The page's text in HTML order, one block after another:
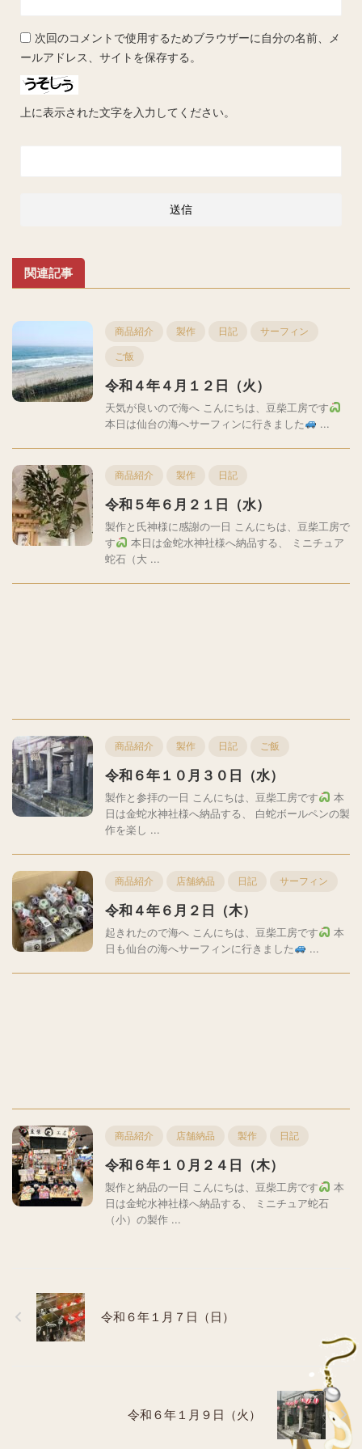
次回のコメントで使用するためブラウザーに自分の名前、メ
ールアドレス、サイトを保存する。
上に表示された文字を入力してください。
関連記事
商品紹介 製作 日記 サーフィン
ご飯
令和４年４月１２日（火）
天気が良いので海へ こんにちは、豆柴工房です
本日は仙台の海へサーフィンに行きました
...
商品紹介 製作 日記
令和５年６月２１日（水）
製作と氏神様に感謝の一日 こんにちは、豆柴工房で
す
本日は金蛇水神社様へ納品する、 ミニチュア
蛇石（大 ...
商品紹介 製作 日記 ご飯
令和６年１０月３０日（水）
製作と参拝の一日 こんにちは、豆柴工房です
本
日は金蛇水神社様へ納品する、 白蛇ボールペンの製
作を楽し ...
商品紹介 店舗納品 日記 サーフィン
令和４年６月２日（木）
起きれたので海へ こんにちは、豆柴工房です
本
日も仙台の海へサーフィンに行きました
...
商品紹介 店舗納品 製作 日記
令和６年１０月２４日（木）
製作と納品の一日 こんにちは、豆柴工房です
本
日は金蛇水神社様へ納品する、 ミニチュア蛇石
（小）の製作 ...
令和６年１月７日（日）
令和６年１月９日（火）